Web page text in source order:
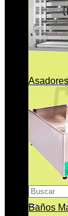
Buscar
por:
Baños